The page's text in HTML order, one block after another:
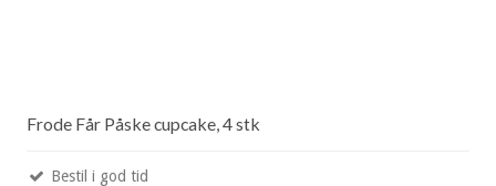
Frode Får Påske cupcake, 4 stk
Bestil i god tid